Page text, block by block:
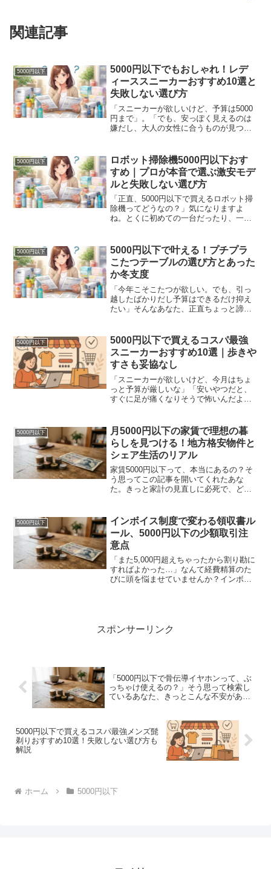
関連記事
5000円以下
5000円以下でもおしゃれ！レデ
ィーススニーカーおすすめ10選と
失敗しない選び方
「スニーカーが欲しいけど、予算は5000
円まで」。「でも、安っぽく見えるのは
嫌だし、大人の女性に合うものが見つか
ニーカーは驚くほど進化しています。デ
ザインも履き心地...
5000円以下
ロボット掃除機5000円以下おす
すめ｜プロが本音で選ぶ激安モデ
ルと失敗しない選び方
「正直、5000円以下で買えるロボット掃
除機ってどうなの？」気になりますよ
ね。とくに初めての一台だったり、一人
んな気持ち、めちゃくちゃわかります。
ただ、はっきり申し上げ...
5000円以下
5000円以下で叶える！プチプラ
こたつテーブルの選び方とあった
か冬支度
「今年こそこたつが欲しい。でも、引っ
越したばかりだし予算はできるだけ抑え
たい」そんなあなた、正直ちょっと諦め
くても1万円台が相場。5,000円以下なん
て、そもそも存在し...
5000円以下
5000円以下で買えるコスパ最強
スニーカーおすすめ10選｜歩きや
すさも妥協なし
「スニーカーが欲しいけど、今月はちょ
っと予算が厳しいな」「安いやつだと、
すぐに足が痛くなりそうで怖いんだよな
直、5,000円以下で「これだ！」と思える
スニーカーを見つけ...
5000円以下
月5000円以下の家賃で理想の暮
らしを見つける！地方格安物件と
シェア生活のリアル
家賃5000円以下って、本当にあるの？そ
う思ってこの記事を開いてくれたあな
た。きっと家計の見直しに必死で、どう
と、普通の賃貸物件で家賃5000円以下と
いうのは、ほぼ存在し...
5000円以下
インボイス制度で変わる領収書ル
ール、5000円以下の少額取引注
意点
「また5,000円超えちゃったから割り勘に
すればよかった…」なんて経費精算のた
びに頭を悩ませていませんか？インボイ
スポンサーリンク
「5000円以下で骨伝導イヤホンって、ぶ
っちゃけ使えるの？」そう思って検索し
ているあなた、きっとこんな不安があり
5000円以下で買えるコスパ最強メンズ髭
剃りおすすめ10選！失敗しない選び方も
解説
ホーム 5000円以下